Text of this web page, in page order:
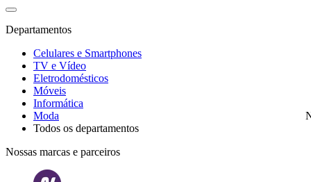
Departamentos
Celulares e Smartphones
TV e Vídeo
Eletrodomésticos
Móveis
Informática
Moda
Todos os departamentos
Nossas marcas e parceiros